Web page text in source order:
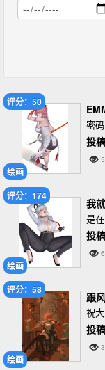
绘画
评分：50
密
投
绘画
评分：174
我
是
投
绘画
评分：58
跟
祝
投